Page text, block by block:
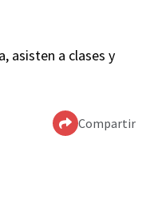
asisten a clases y
Compartir